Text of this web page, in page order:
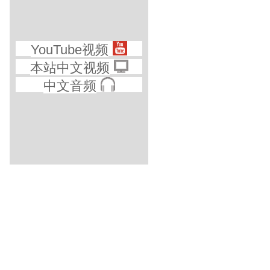
YouTube视频
本站中文视频
中文音频